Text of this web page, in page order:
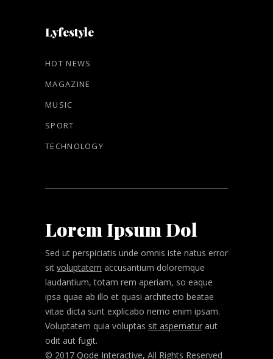
Lyfestyle
HOT NEWS
MAGAZINE
MUSIC
SPORT
TECHNOLOGY
Lorem Ipsum Dol
Sed ut perspiciatis unde omnis iste natus error
sit voluptatem accusantium doloremque
laudantium, totam rem aperiam, so eaque
ipsa quae ab illo et quasi architecto beatae
vitae dicta sunt explicabo nemo enim ipsam.
Voluptatem quia voluptas sit aspernatur aut
odit aut fugit.
© 2017 Qode Interactive, All Rights Reserved